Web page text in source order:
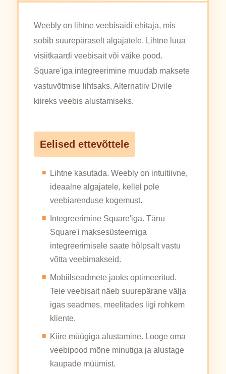
Weebly on lihtne veebisaidi ehitaja, mis
sobib suurepäraselt algajatele. Lihtne luua
visiitkaardi veebisait või väike pood.
Square'iga integreerimine muudab maksete
vastuvõtmise lihtsaks. Alternatiiv Divile
kiireks veebis alustamiseks.
Eelised ettevõttele
Lihtne kasutada. Weebly on intuitiivne,
ideaalne algajatele, kellel pole
veebiarenduse kogemust.
Integreerimine Square'iga. Tänu
Square'i maksesüsteemiga
integreerimisele saate hõlpsalt vastu
võtta veebimakseid.
Mobiilseadmete jaoks optimeeritud.
Teie veebisait näeb suurepärane välja
igas seadmes, meelitades ligi rohkem
kliente.
Kiire müügiga alustamine. Looge oma
veebipood mõne minutiga ja alustage
kaupade müümist.